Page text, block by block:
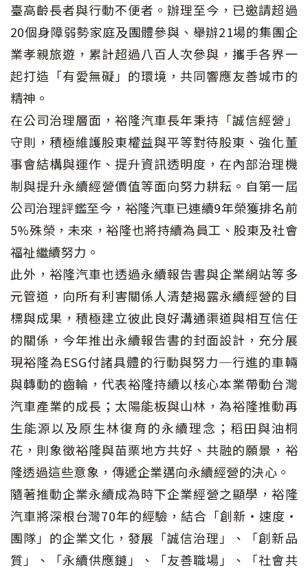
臺高齡長者與行動不便者。辦理至今，已邀請超過
20個身障弱勢家庭及團體參與、舉辦21場的集團企
業孝親旅遊，累計超過八百人次參與，攜手各界一
起打造「有愛無礙」的環境，共同響應友善城市的
精神。
在公司治理層面，裕隆汽車長年秉持「誠信經營」
守則，積極維護股東權益與平等對待股東、強化董
事會結構與運作、提升資訊透明度，在內部治理機
制與提升永續經營價值等面向努力耕耘。自第一屆
公司治理評鑑至今，裕隆汽車已連續9年榮獲排名前
5%殊榮，未來，裕隆也將持續為員工、股東及社會
福祉繼續努力。
此外，裕隆汽車也透過永續報告書與企業網站等多
元管道，向所有利害關係人清楚揭露永續經營的目
標與成果，積極建立彼此良好溝通渠道與相互信任
的關係，今年推出永續報告書的封面設計，充分展
現裕隆為ESG付諸具體的行動與努力─行進的車輛
與轉動的齒輪，代表裕隆持續以核心本業帶動台灣
汽車產業的成長；太陽能板與山林，為裕隆推動再
生能源以及原生林復育的永續理念；稻田與油桐
花，則象徵裕隆與苗栗地方共好、共融的願景，裕
隆透過這些意象，傳遞企業邁向永續經營的決心。
隨著推動企業永續成為時下企業經營之顯學，裕隆
汽車將深根台灣70年的經驗，結合「創新‧速度‧
團隊」的企業文化，發展「誠信治理」、「創新品
質」、「永續供應鏈」、「友善職場」、「社會共